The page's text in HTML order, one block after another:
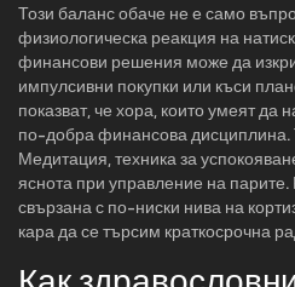
Този баланс обаче не е само
физиологическа реакция на
финансови решения може да
импулсивни покупки или къси
показват, че хора, които умеят да
по-добра финансова
Медитация,техника за
яснота при управление на парите.
свързана с по-ниски нива на
кара да се търсим краткосрочна